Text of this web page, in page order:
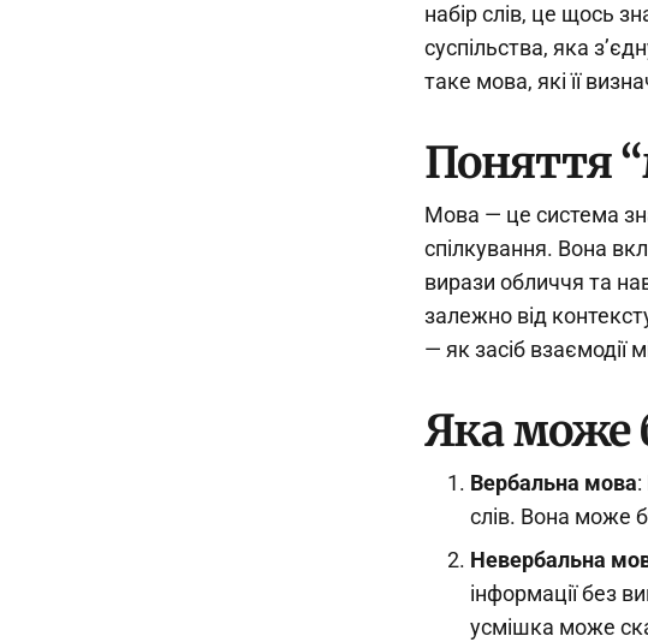
набір слів, це щось
суспільства, яка
таке мова, які її
Поняття
Мова — це система
спілкування. Вона
вирази обличчя та
залежно від
— як засіб взаємодії
Яка може
Вербальна мова
слів. Вона може
Невербальна
інформації без
усмішка може